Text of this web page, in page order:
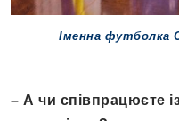
Іменна футболка
– А чи співпрацюєте